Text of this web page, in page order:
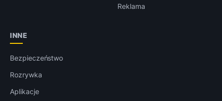
Reklama
INNE
Bezpieczeństwo
Rozrywka
Aplikacje